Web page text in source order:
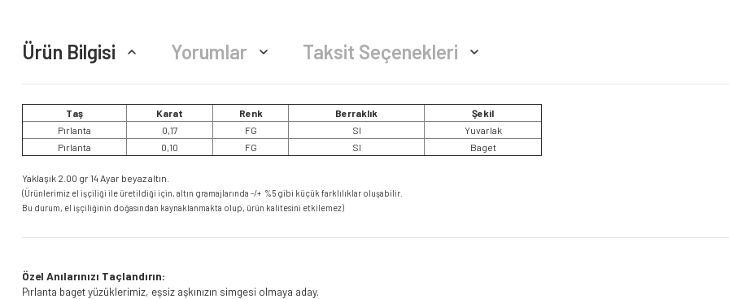
Ürün Bilgisi Yorumlar Taksit Seçenekleri
Taş Karat Renk Berraklık
Şekil
Pırlanta
0,17 FG SI
Yuvarlak
Pırlanta
0,10 FG SI Baget
Yaklaşık 2.00 gr 14 Ayar beyaz altın.
(Ürünlerimiz el işçiliği ile üretildiği için, altın gramajlarında -/+ %5 gibi küçük farklılıklar oluşabilir.
Bu durum, el işçiliğinin doğasından kaynaklanmakta olup, ürün kalitesini etkilemez)
Özel Anılarınızı Taçlandırın:
Pırlanta baget yüzüklerimiz, eşsiz aşkınızın simgesi olmaya aday.